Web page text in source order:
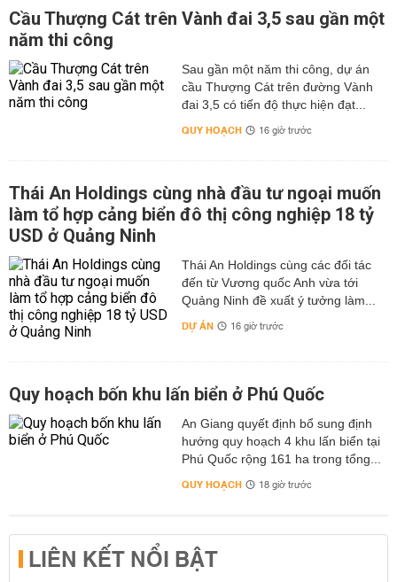
Cầu Thượng Cát trên Vành đai 3,5 sau gần một
năm thi công
Sau gần một năm thi công, dự án
cầu Thượng Cát trên đường Vành
đai 3,5 có tiến độ thực hiện đạt...
QUY HOẠCH 16 giờ trước
Thái An Holdings cùng nhà đầu tư ngoại muốn
làm tổ hợp cảng biển đô thị công nghiệp 18 tỷ
USD ở Quảng Ninh
Thái An Holdings cùng các đối tác
đến từ Vương quốc Anh vừa tới
Quảng Ninh đề xuất ý tưởng làm...
DỰ ÁN 16 giờ trước
Quy hoạch bốn khu lấn biển ở Phú Quốc
An Giang quyết định bổ sung định
hướng quy hoạch 4 khu lấn biển tại
Phú Quốc rộng 161 ha trong tổng...
QUY HOẠCH 18 giờ trước
LIÊN KẾT NỔI BẬT